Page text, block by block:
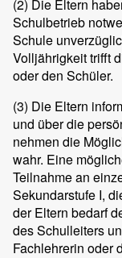
(2) Die Eltern
Schulbetrieb
Schule
Volljährigkeit trifft
oder den Schüler.
(3) Die Eltern
und über die
nehmen die
wahr. Eine
Teilnahme an
Sekundarstufe I,
der Eltern bedarf
des Schulleiters
Fachlehrerin oder